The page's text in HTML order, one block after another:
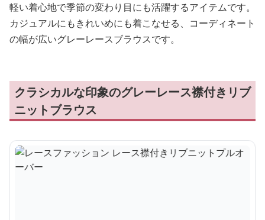
軽い着心地で季節の変わり目にも活躍するアイテムです。
カジュアルにもきれいめにも着こなせる、コーディネート
の幅が広いグレーレースブラウスです。
クラシカルな印象のグレーレース襟付きリブ
ニットブラウス